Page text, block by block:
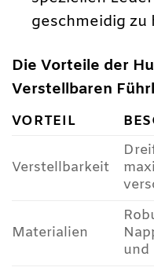
geschmeidig zu
Die Vorteile der
Verstellbaren
VORTEIL
Verstellbarkeit
Materialien
und